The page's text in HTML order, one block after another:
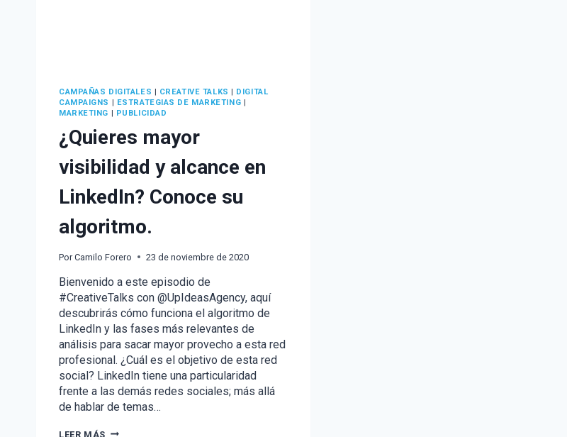
CAMPAÑAS DIGITALES CREATIVE TALKS
DIGITAL
CAMPAIGNS
ESTRATEGIAS DE MARKETING
MARKETING
PUBLICIDAD
¿Quieres mayor
visibilidad y alcance en
LinkedIn? Conoce su
algoritmo.
Por Camilo Forero 23 de noviembre de 2020
Bienvenido a este episodio de
#CreativeTalks con @UpIdeasAgency, aquí
descubrirás cómo funciona el algoritmo de
LinkedIn y las fases más relevantes de
análisis para sacar mayor provecho a esta red
profesional. ¿Cuál es el objetivo de esta red
social? LinkedIn tiene una particularidad
frente a las demás redes sociales; más allá
de hablar de temas…
LEER MÁS ¿QUIERES